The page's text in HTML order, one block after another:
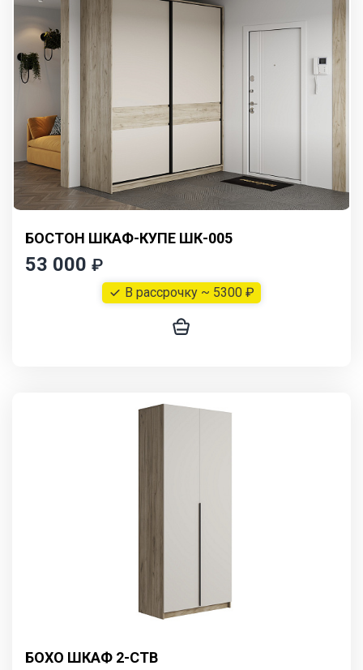
БОСТОН ШКАФ-КУПЕ ШК-005
53 000 ₽
В рассрочку ~ 5300 ₽
БОХО ШКАФ 2-СТВ